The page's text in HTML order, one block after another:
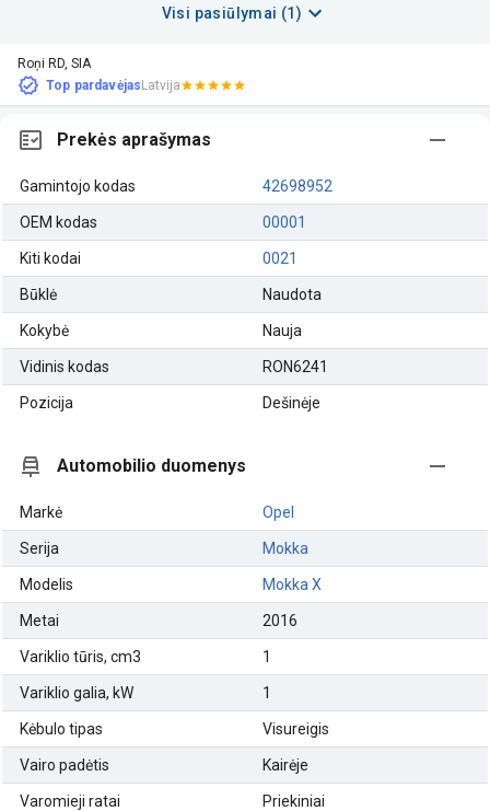
Visi pasiūlymai (1)
Roņi RD, SIA
Top pardavėjasLatvija
Prekės aprašymas
Gamintojo kodas 42698952
OEM kodas 00001
Kiti kodai 0021
Būklė Naudota
Kokybė Nauja
Vidinis kodas RON6241
Pozicija Dešinėje
Automobilio duomenys
Markė Opel
Serija Mokka
Modelis Mokka X
Metai 2016
Variklio tūris, cm3 1
Variklio galia, kW 1
Kėbulo tipas Visureigis
Vairo padėtis Kairėje
Varomieji ratai Priekiniai